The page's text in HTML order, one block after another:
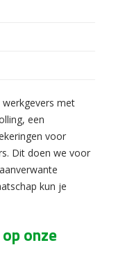
met
een
voor
Dit doen we voor
kun je
onze